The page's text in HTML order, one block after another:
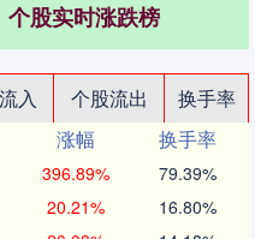
个股实时涨跌榜
入 个股流出
换手率
涨幅
换手率
396.89% 79.39%
20.21% 16.80%